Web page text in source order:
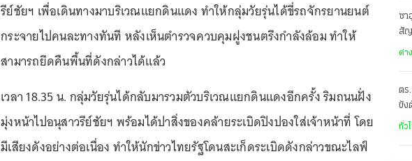
รีย์ชัยฯ เพื่อเดินทางมาบริเวณแยกดินแดง ทำให้กลุ่มวัยรุ่นได้ขี่รถจักรยานยนต์
กระจายไปคนละทางทันที หลังเห็นตำรวจควบคุมฝูงชนตรึงกำลังล้อม ทำให้
สามารถยึดคืนพื้นที่ดังกล่าวได้แล้ว
เวลา 18.35 น. กลุ่มวัยรุ่นได้กลับมารวมตัวบริเวณแยกดินแดงอีกครั้ง ริมถนนฝั่ง
มุ่งหน้าไปอนุสาวรีย์ชัยฯ พร้อมได้ปาสิ่งของคล้ายระเบิดปิงปองใส่เจ้าหน้าที่ โดย
มีเสียงดังอย่างต่อเนื่อง ทำให้นักข่าวไทยรัฐโดนสะเก็ดระเบิดดังกล่าวขณะไลฟ์
ซ
สั
เ
ต่า
ตร
ขัง
อั
ทั่ว